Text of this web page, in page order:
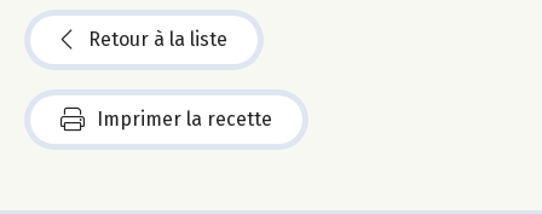
Retour à la liste
Imprimer la recette